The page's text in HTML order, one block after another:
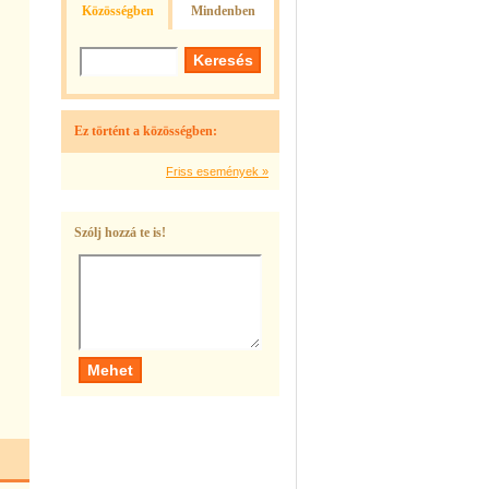
Közösségben Mindenben
Ez történt a közösségben:
Friss események »
Szólj hozzá te is!